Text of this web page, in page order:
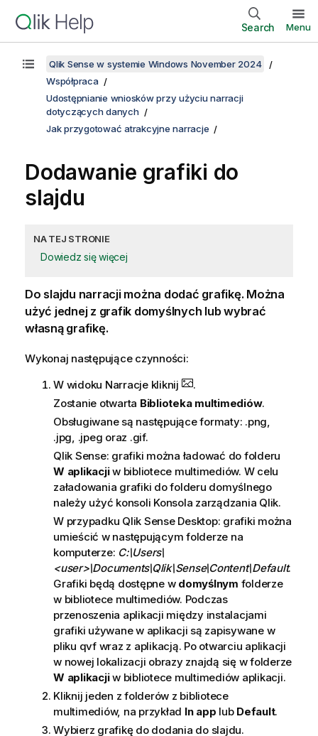
Search Menu
Qlik Sense w systemie Windows November 2024
Współpraca
Udostępnianie wniosków przy użyciu narracji
dotyczących danych
Jak przygotować atrakcyjne narracje
Dodawanie grafiki do
slajdu
NA TEJ STRONIE
Dowiedz się więcej
Do slajdu narracji można dodać grafikę. Można
użyć jednej z grafik domyślnych lub wybrać
własną grafikę.
Wykonaj następujące czynności:
W widoku Narracje kliknij
.
Zostanie otwarta Biblioteka multimediów.
Obsługiwane są następujące formaty: .png,
.jpg, .jpeg oraz .gif.
Qlik Sense: grafiki można ładować do folderu
W aplikacjiw bibliotece multimediów. W celu
załadowania grafiki do folderu domyślnego
należy użyć konsoli Konsola zarządzania Qlik.
W przypadku Qlik Sense Desktop: grafiki można
umieścić w następującym folderze na
komputerze: C:\Users\
<user>\Documents\Qlik\Sense\Content\Default.
Grafiki będą dostępne w domyślnym folderze
w bibliotece multimediów. Podczas
przenoszenia aplikacji między instalacjami
grafiki używane w aplikacji są zapisywane w
pliku qvf wraz z aplikacją. Po otwarciu aplikacji
w nowej lokalizacji obrazy znajdą się w folderze
W aplikacjiw bibliotece multimediów aplikacji.
Kliknij jeden z folderów z bibliotece
multimediów, na przykład In app lub Default.
Wybierz grafikę do dodania do slajdu.